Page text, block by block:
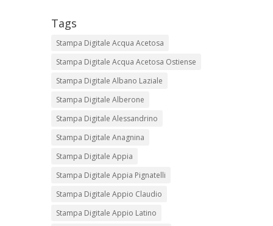
Tags
Stampa Digitale Acqua Acetosa
Stampa Digitale Acqua Acetosa Ostiense
Stampa Digitale Albano Laziale
Stampa Digitale Alberone
Stampa Digitale Alessandrino
Stampa Digitale Anagnina
Stampa Digitale Appia
Stampa Digitale Appia Pignatelli
Stampa Digitale Appio Claudio
Stampa Digitale Appio Latino